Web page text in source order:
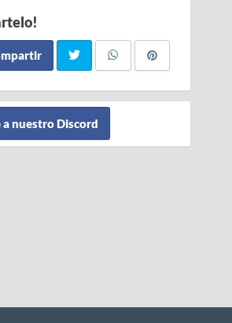
a nuestro Discord